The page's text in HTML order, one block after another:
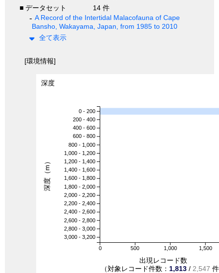
■ データセット
14 件
A Record of the Intertidal Malacofauna of Cape
Bansho, Wakayama, Japan, from 1985 to 2010
全て表示
[環境情報]
深度
0 500 1,000 1,500
0 - 200
200 - 400
400 - 600
600 - 800
800 - 1,000
1,000 - 1,200
1,200 - 1,400
1,400 - 1,600
1,600 - 1,800
1,800 - 2,000
2,000 - 2,200
2,200 - 2,400
2,400 - 2,600
2,600 - 2,800
2,800 - 3,000
3,000 - 3,200
出現レコード数
（対象レコード件数： 1,813 / 2,547
深度（m）